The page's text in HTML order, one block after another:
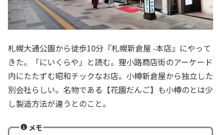
札幌大通公園から徒歩10分『札幌新倉屋 -本店』にやって
きた。「にいくらや」と読む。狸小路商店街のアーケード
内にたたずむ昭和チックなお店。小樽新倉屋から独立した
別会社らしい。名物である【花園だんご】も小樽のとは少
し製造方法が違うとのこと。
メモ